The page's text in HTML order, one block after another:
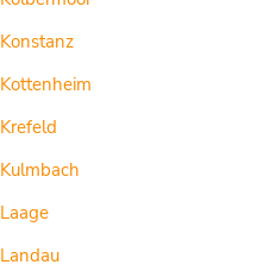
Konstanz
Kottenheim
Krefeld
Kulmbach
Laage
Landau